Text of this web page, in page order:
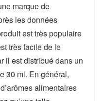
marque de
les données
est très populaire
très facile de le
il est distribué dans un
30 ml. En général,
alimentaires